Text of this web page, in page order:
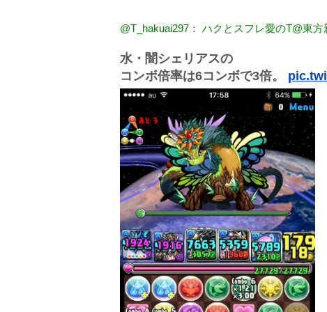
@T_hakuai297： ハクとスフレ愛のT@東方
水・闇シェリアスの
コンボ倍率は6コンボで3倍。